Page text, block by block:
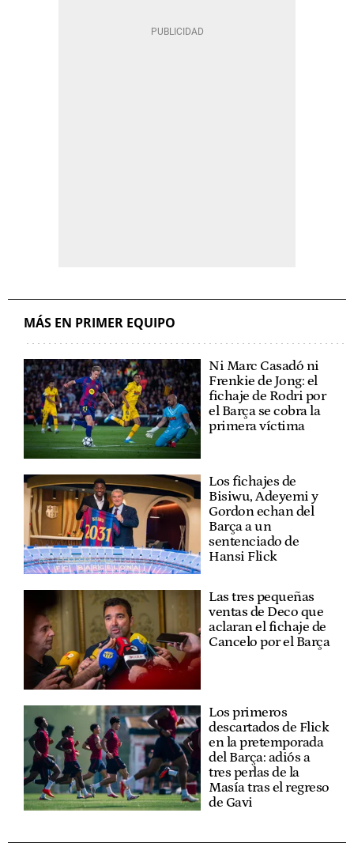
MÁS EN PRIMER EQUIPO
Ni Marc Casadó ni
Frenkie de Jong: el
fichaje de Rodri por
el Barça se cobra la
primera víctima
Los fichajes de
Bisiwu, Adeyemi y
Gordon echan del
Barça a un
sentenciado de
Hansi Flick
Las tres pequeñas
ventas de Deco que
aclaran el fichaje de
Cancelo por el Barça
Los primeros
descartados de Flick
en la pretemporada
del Barça: adiós a
tres perlas de la
Masía tras el regreso
de Gavi